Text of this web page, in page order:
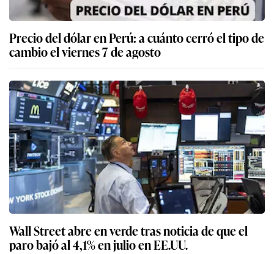
Precio del dólar en Perú: a cuánto cerró el tipo de
cambio el viernes 7 de agosto
Wall Street abre en verde tras noticia de que el
paro bajó al 4,1% en julio en EE.UU.